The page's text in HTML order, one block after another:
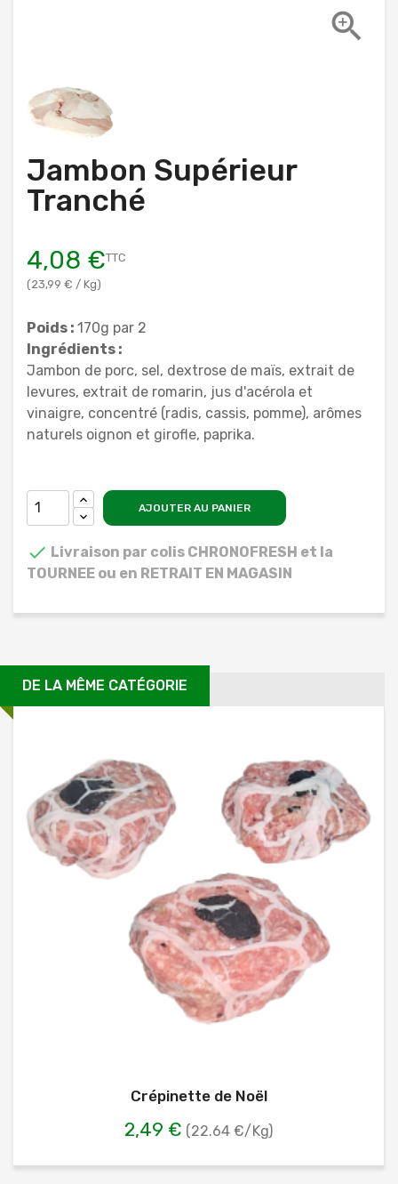

Jambon Supérieur
Tranché
4,08 €
(23,99 € / Kg)
TTC
Poids : 170g par 2
Ingrédients :
Jambon de porc, sel, dextrose de maïs, extrait de
levures, extrait de romarin, jus d'acérola et
vinaigre, concentré (radis, cassis, pomme), arômes
naturels oignon et girofle, paprika.
AJOUTER AU PANIER
 Livraison par colis CHRONOFRESH et la
TOURNEE ou en RETRAIT EN MAGASIN
DE LA MÊME CATÉGORIE
Crépinette de Noël
2,49 € (22.64 €/Kg)